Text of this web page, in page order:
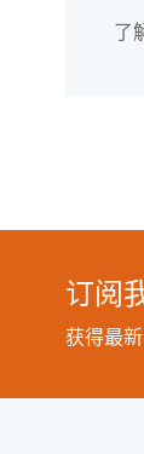
了
订阅
获得最